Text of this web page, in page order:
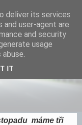
máme tři
deliver its services
and user-agent are
and security
usage
IT